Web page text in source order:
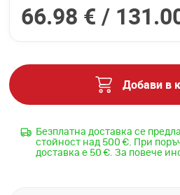
66.98 € /
Добави в
Безплатна доставка се
стойност над 500 €. При
доставка е 50 €. За повече